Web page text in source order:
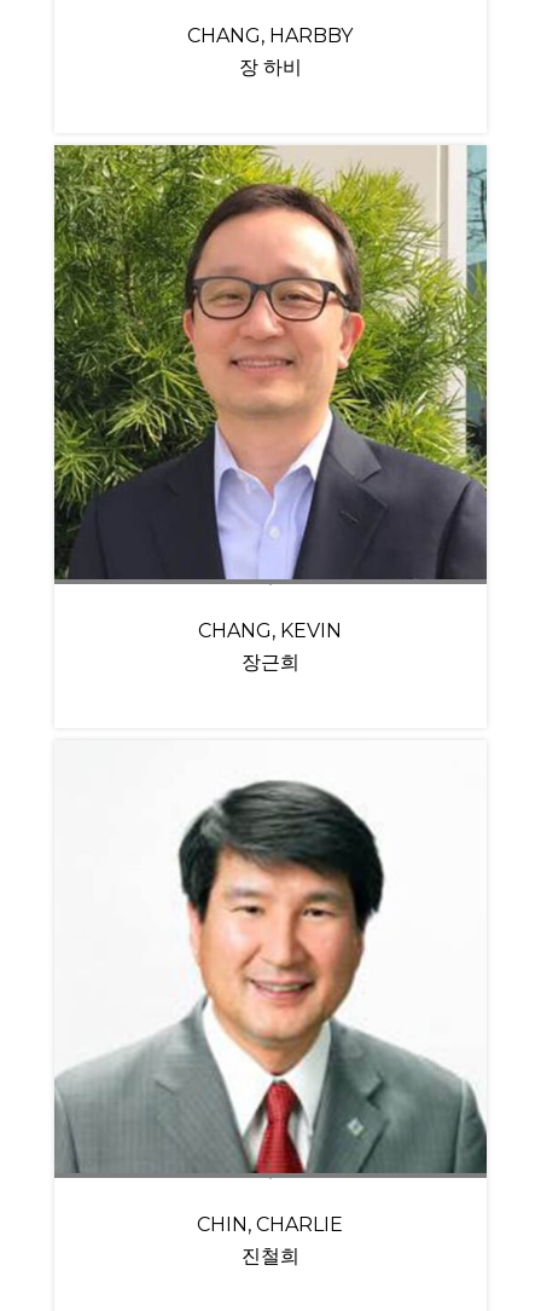
CHANG, HARBBY
장 하비
CHANG, KEVIN
장근희
CHIN, CHARLIE
진철희